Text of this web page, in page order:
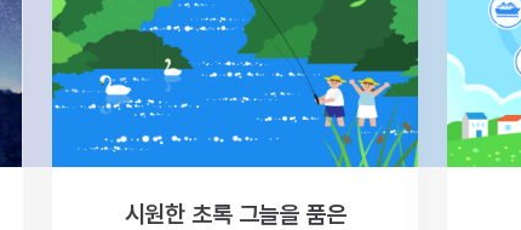
시원한 초록 그늘을 품은